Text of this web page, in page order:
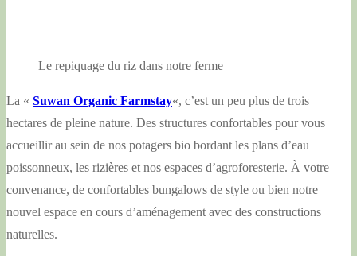
Le repiquage du riz dans notre ferme
La « Suwan Organic Farmstay«, c’est un peu plus de trois
hectares de pleine nature. Des structures confortables pour vous
accueillir au sein de nos potagers bio bordant les plans d’eau
poissonneux, les rizières et nos espaces d’agroforesterie. À votre
convenance, de confortables bungalows de style ou bien notre
nouvel espace en cours d’aménagement avec des constructions
naturelles.